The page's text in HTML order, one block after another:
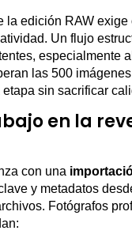
la edición RAW exige
Un flujo
especialmente
las 500
sin sacrificar
en la
con una
y metadatos
Fotógrafos